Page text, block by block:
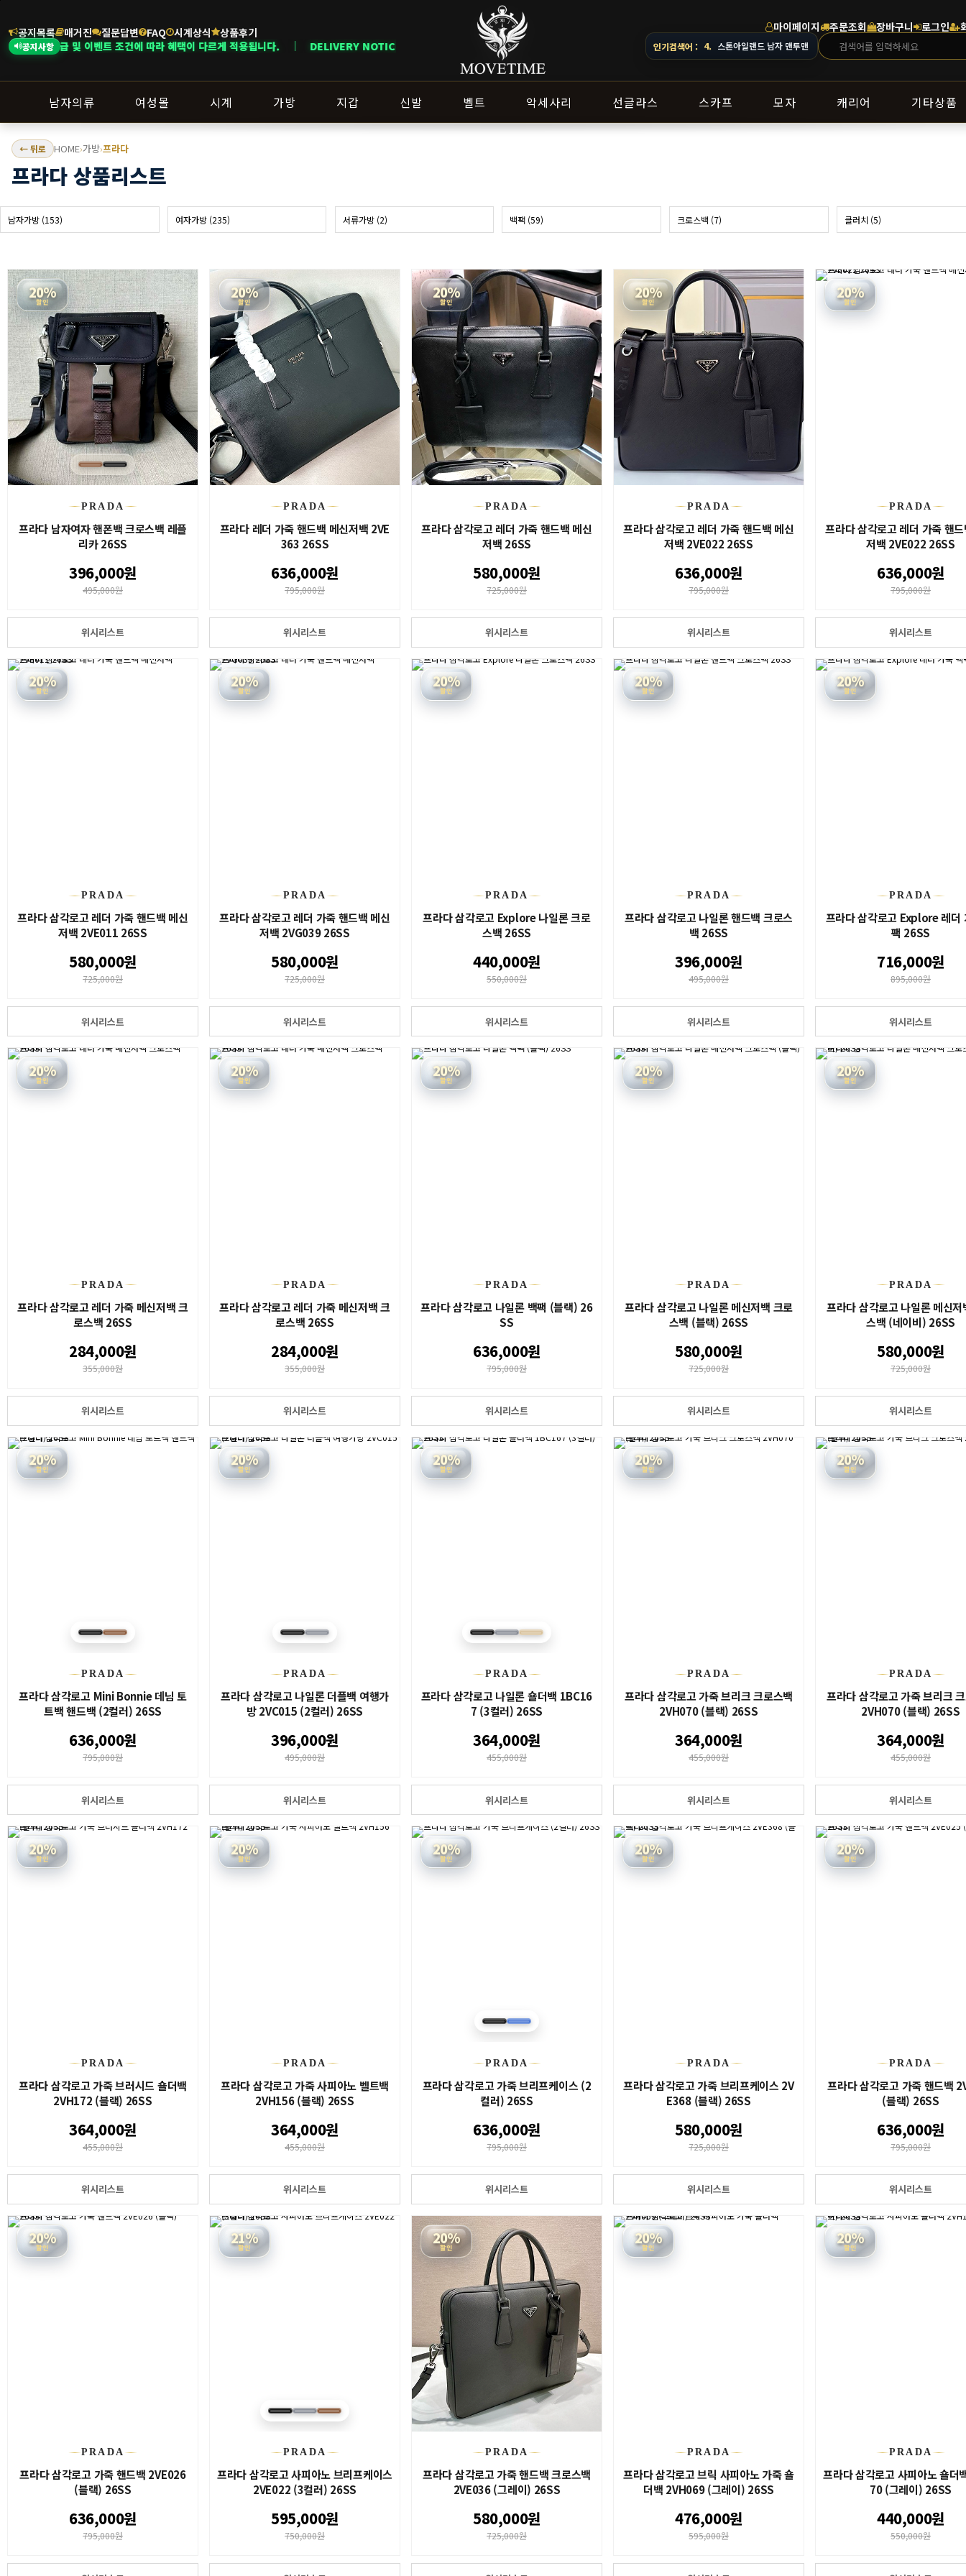
공지목록 매거진 질문답변 FAQ 시계상식 상품후기
공지사항
따라 혜택이 다르게 적용됩니다. ｜ DELIVERY NOTICE · 지역에 따라 배송 일정이 달라질 수 있으니 주문 전 상담창으로 문의해 주세요.
마이페이지 주문조회 장바구니 로그인
인기검색어 :
4. 스톤아일랜드 남자 맨투맨
5. 오프화이트 남자 후드
남자의류 여성몰 시계 가방 지갑 신발 벨트 악세사리 선글라스 스카프 모자 캐리어 기타상품
← 뒤로 HOME›가방›프라다
프라다 상품리스트
남자가방 (153) 여자가방 (235) 서류가방 (2) 백팩 (59) 크로스백 (7) 클러치 (5)
20%
할인
PRADA
프라다 남자여자 핸폰백 크로스백 레플
리카 26SS
396,000원
495,000원
위시리스트
20%
할인
PRADA
프라다 레더 가죽 핸드백 메신저백 2VE
363 26SS
636,000원
795,000원
위시리스트
20%
할인
PRADA
프라다 삼각로고 레더 가죽 핸드백 메신
저백 26SS
580,000원
725,000원
위시리스트
20%
할인
PRADA
프라다 삼각로고 레더 가죽 핸드백 메신
저백 2VE022 26SS
636,000원
795,000원
위시리스트
20%
할인
PRADA
프라다 삼각로고 레더 가죽 핸
저백 2VE022 26SS
636,000원
795,000원
위시리스트
20%
할인
PRADA
프라다 삼각로고 레더 가죽 핸드백 메신
저백 2VE011 26SS
580,000원
725,000원
위시리스트
20%
할인
PRADA
프라다 삼각로고 레더 가죽 핸드백 메신
저백 2VG039 26SS
580,000원
725,000원
위시리스트
20%
할인
PRADA
프라다 삼각로고 Explore 나일론 크로
스백 26SS
440,000원
550,000원
위시리스트
20%
할인
PRADA
프라다 삼각로고 나일론 핸드백 크로스
백 26SS
396,000원
495,000원
위시리스트
20%
할인
PRADA
프라다 삼각로고 Explore 레더
팩 26SS
716,000원
895,000원
위시리스트
20%
할인
PRADA
프라다 삼각로고 레더 가죽 메신저백 크
로스백 26SS
284,000원
355,000원
위시리스트
20%
할인
PRADA
프라다 삼각로고 레더 가죽 메신저백 크
로스백 26SS
284,000원
355,000원
위시리스트
20%
할인
PRADA
프라다 삼각로고 나일론 백팩 (블랙) 26
SS
636,000원
795,000원
위시리스트
20%
할인
PRADA
프라다 삼각로고 나일론 메신저백 크로
스백 (블랙) 26SS
580,000원
725,000원
위시리스트
20%
할인
PRADA
프라다 삼각로고 나일론 메신저
스백 (네이비) 26SS
580,000원
725,000원
위시리스트
20%
할인
PRADA
프라다 삼각로고 Mini Bonnie 데님 토
트백 핸드백 (2컬러) 26SS
636,000원
795,000원
위시리스트
20%
할인
PRADA
프라다 삼각로고 나일론 더플백 여행가
방 2VC015 (2컬러) 26SS
396,000원
495,000원
위시리스트
20%
할인
PRADA
프라다 삼각로고 나일론 숄더백 1BC16
7 (3컬러) 26SS
364,000원
455,000원
위시리스트
20%
할인
PRADA
프라다 삼각로고 가죽 브리크 크로스백
2VH070 (블랙) 26SS
364,000원
455,000원
위시리스트
20%
할인
PRADA
프라다 삼각로고 가죽 브리크
2VH070 (블랙) 26SS
364,000원
455,000원
위시리스트
20%
할인
PRADA
프라다 삼각로고 가죽 브러시드 숄더백
2VH172 (블랙) 26SS
364,000원
455,000원
위시리스트
20%
할인
PRADA
프라다 삼각로고 가죽 사피아노 벨트백
2VH156 (블랙) 26SS
364,000원
455,000원
위시리스트
20%
할인
PRADA
프라다 삼각로고 가죽 브리프케이스 (2
컬러) 26SS
636,000원
795,000원
위시리스트
20%
할인
PRADA
프라다 삼각로고 가죽 브리프케이스 2V
E368 (블랙) 26SS
580,000원
725,000원
위시리스트
20%
할인
PRADA
프라다 삼각로고 가죽 핸드백
(블랙) 26SS
636,000원
795,000원
위시리스트
20%
할인
PRADA
프라다 삼각로고 가죽 핸드백 2VE026
(블랙) 26SS
636,000원
795,000원
21%
할인
PRADA
프라다 삼각로고 사피아노 브리프케이스
2VE022 (3컬러) 26SS
595,000원
750,000원
20%
할인
PRADA
프라다 삼각로고 가죽 핸드백 크로스백
2VE036 (그레이) 26SS
580,000원
725,000원
20%
할인
PRADA
프라다 삼각로고 브릭 사피아노 가죽 숄
더백 2VH069 (그레이) 26SS
476,000원
595,000원
20%
할인
PRADA
프라다 삼각로고 사피아노 숄더
70 (그레이) 26SS
440,000원
550,000원